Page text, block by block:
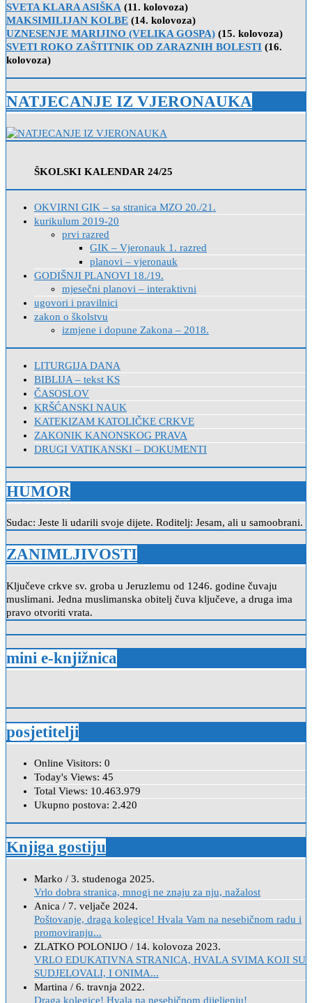
SVETA KLARA ASIŠKA (11. kolovoza)
MAKSIMILIJAN KOLBE (14. kolovoza)
UZNESENJE MARIJINO (VELIKA GOSPA) (15. kolovoza)
SVETI ROKO ZAŠTITNIK OD ZARAZNIH BOLESTI (16.
kolovoza)
NATJECANJE IZ VJERONAUKA
ŠKOLSKI KALENDAR 24/25
OKVIRNI GIK – sa stranica MZO 20./21.
kurikulum 2019-20
prvi razred
GIK – Vjeronauk 1. razred
planovi – vjeronauk
GODIŠNJI PLANOVI 18./19.
mjesečni planovi – interaktivni
ugovori i pravilnici
zakon o školstvu
izmjene i dopune Zakona – 2018.
LITURGIJA DANA
BIBLIJA – tekst KS
ČASOSLOV
KRŠĆANSKI NAUK
KATEKIZAM KATOLIČKE CRKVE
ZAKONIK KANONSKOG PRAVA
DRUGI VATIKANSKI – DOKUMENTI
HUMOR
Sudac: Jeste li udarili svoje dijete. Roditelj: Jesam, ali u samoobrani.
ZANIMLJIVOSTI
Ključeve crkve sv. groba u Jeruzlemu od 1246. godine čuvaju
muslimani. Jedna muslimanska obitelj čuva ključeve, a druga ima
pravo otvoriti vrata.
mini e-knjižnica
posjetitelji
Online Visitors: 0
Today's Views: 45
Total Views: 10.463.979
Ukupno postova: 2.420
Knjiga gostiju
Marko / 3. studenoga 2025.
Vrlo dobra stranica, mnogi ne znaju za nju, nažalost
Anica / 7. veljače 2024.
Poštovanje, draga kolegice! Hvala Vam na nesebičnom radu i
promoviranju...
ZLATKO POLONIJO / 14. kolovoza 2023.
VRLO EDUKATIVNA STRANICA, HVALA SVIMA KOJI SU
SUDJELOVALI, I ONIMA...
Martina / 6. travnja 2022.
Draga kolegice! Hvala na nesebičnom dijeljenju!